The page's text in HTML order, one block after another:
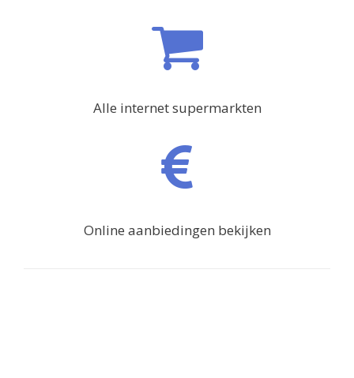
Alle internet supermarkten
Online aanbiedingen bekijken